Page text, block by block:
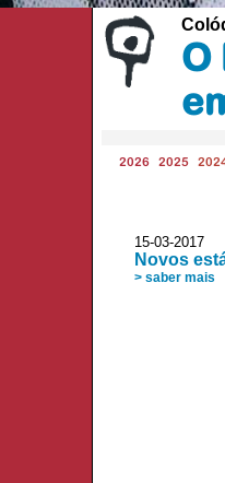
O
2026 2025
15-03-2017
Novos
> saber mais